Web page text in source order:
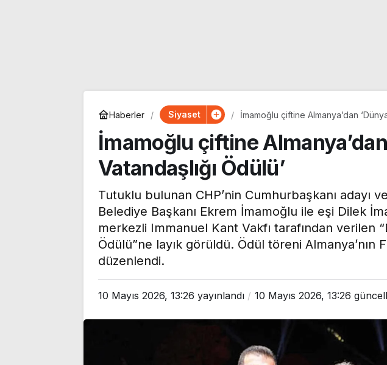
Haberler Siyaset İmamoğlu çiftine Almanya’dan
İmamoğlu çiftine
Vatandaşlığı Ödülü’
Tutuklu bulunan CHP’nin Cumhurbaşkanı adayı
Belediye Başkanı Ekrem İmamoğlu ile eşi Dilek
merkezli Immanuel Kant Vakfı tarafından verilen
Ödülü”ne layık görüldü. Ödül töreni Almanya’nın
düzenlendi.
10 Mayıs 2026, 13:26 yayınlandı 10 Mayıs 2026, 13:26
Başkanı Ahmet
54 yıllık parti
Monde’a çarpıcı yazı:
‘Bu sürecin kırılma
noktası…’